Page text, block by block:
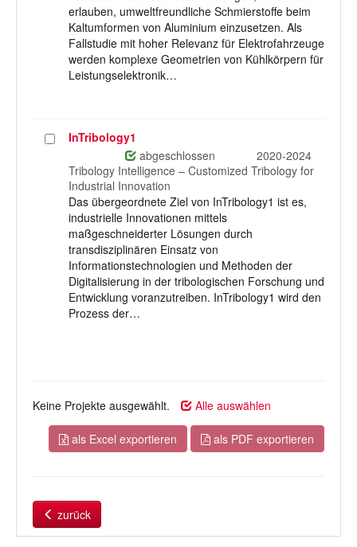
erlauben, umweltfreundliche Schmierstoffe beim
Kaltumformen von Aluminium einzusetzen. Als
Fallstudie mit hoher Relevanz für Elektrofahrzeuge
werden komplexe Geometrien von Kühlkörpern für
Leistungselektronik…
ProjektInTribology1
abgeschlossen
2020-2024
Tribology Intelligence – Customized Tribology for
Industrial Innovation
Das übergeordnete Ziel von InTribology1 ist es,
industrielle Innovationen mittels
maßgeschneiderter Lösungen durch
transdisziplinären Einsatz von
Informationstechnologien und Methoden der
Digitalisierung in der tribologischen Forschung und
Entwicklung voranzutreiben. InTribology1 wird den
Prozess der…
Keine Projekte ausgewählt. Alle auswählen
als Excel exportieren als PDF exportieren
zurück